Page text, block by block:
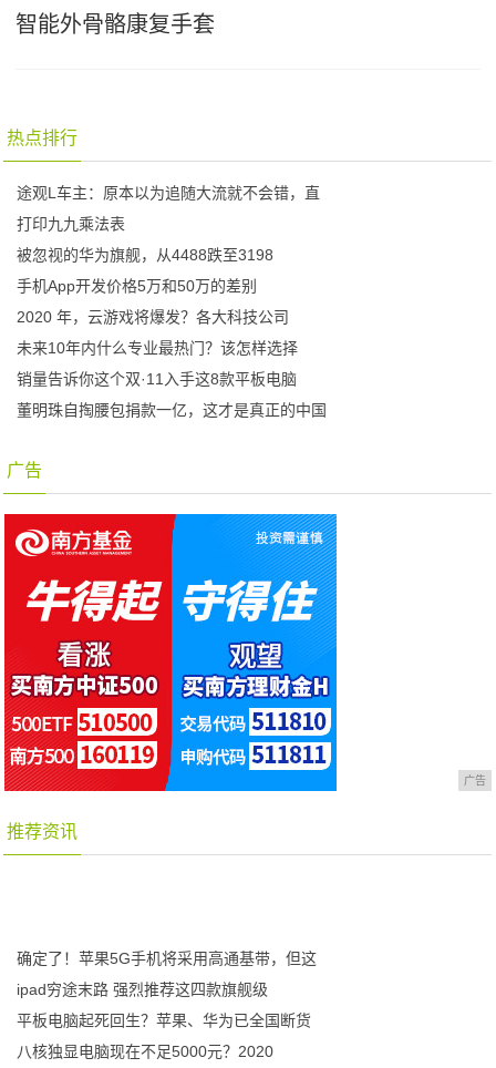
智能外骨骼康复手套
热点排行
途观L车主：原本以为追随大流就不会错，直
打印九九乘法表
被忽视的华为旗舰，从4488跌至3198
手机App开发价格5万和50万的差别
2020 年，云游戏将爆发？各大科技公司
未来10年内什么专业最热门？该怎样选择
销量告诉你这个双·11入手这8款平板电脑
董明珠自掏腰包捐款一亿，这才是真正的中国
广告
广告
推荐资讯
确定了！苹果5G手机将采用高通基带，但这
ipad穷途末路 强烈推荐这四款旗舰级
平板电脑起死回生？苹果、华为已全国断货
八核独显电脑现在不足5000元？2020